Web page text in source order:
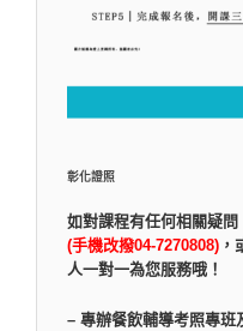
彰化證照
如對課程有任何相關疑問
(手機改撥04-7270808) ，
人一對一為您服務哦！
– 專辦餐飲輔導考照專班